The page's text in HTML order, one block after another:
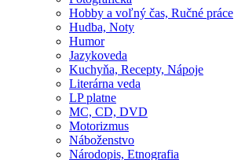
Hobby a voľný čas, Ručné práce
Hudba, Noty
Humor
Jazykoveda
Kuchyňa, Recepty, Nápoje
Literárna veda
LP platne
MC, CD, DVD
Motorizmus
Náboženstvo
Národopis, Etnografia